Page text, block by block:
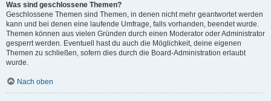
Was sind geschlossene Themen?
Geschlossene Themen sind Themen, in denen nicht mehr geantwortet werden
kann und bei denen eine laufende Umfrage, falls vorhanden, beendet wurde.
Themen können aus vielen Gründen durch einen Moderator oder Administrator
gesperrt werden. Eventuell hast du auch die Möglichkeit, deine eigenen
Themen zu schließen, sofern dies durch die Board-Administration erlaubt
wurde.
Nach oben